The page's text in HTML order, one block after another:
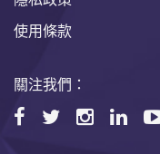
使用條款
關注我們：